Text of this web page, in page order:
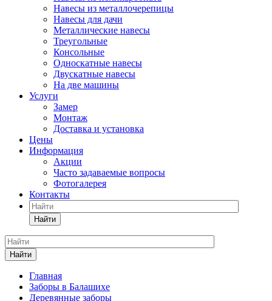
Навесы из металлочерепицы
Навесы для дачи
Металлические навесы
Треугольные
Консольные
Односкатные навесы
Двускатные навесы
На две машины
Услуги
Замер
Монтаж
Доставка и установка
Цены
Информация
Акции
Часто задаваемые вопросы
Фотогалерея
Контакты
Найти
Найти
Главная
Заборы в Балашихе
Деревянные заборы